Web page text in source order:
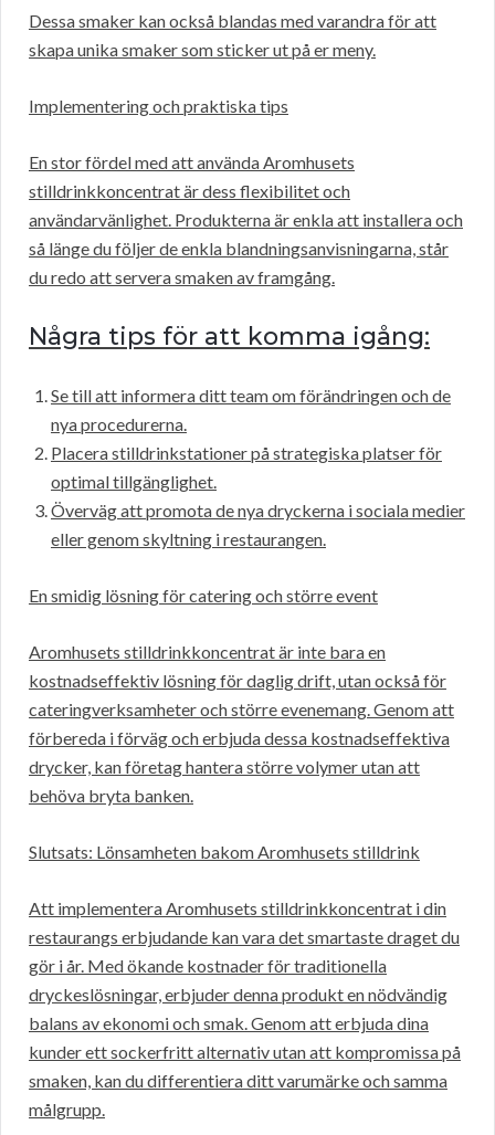
Dessa smaker kan också blandas med varandra för att
skapa unika smaker som sticker ut på er meny.
Implementering och praktiska tips
En stor fördel med att använda Aromhusets
stilldrinkkoncentrat är dess flexibilitet och
användarvänlighet. Produkterna är enkla att installera och
så länge du följer de enkla blandningsanvisningarna, står
du redo att servera smaken av framgång.
Några tips för att komma igång:
Se till att informera ditt team om förändringen och de
nya procedurerna.
Placera stilldrinkstationer på strategiska platser för
optimal tillgänglighet.
Överväg att promota de nya dryckerna i sociala medier
eller genom skyltning i restaurangen.
En smidig lösning för catering och större event
Aromhusets stilldrinkkoncentrat är inte bara en
kostnadseffektiv lösning för daglig drift, utan också för
cateringverksamheter och större evenemang. Genom att
förbereda i förväg och erbjuda dessa kostnadseffektiva
drycker, kan företag hantera större volymer utan att
behöva bryta banken.
Slutsats: Lönsamheten bakom Aromhusets stilldrink
Att implementera Aromhusets stilldrinkkoncentrat i din
restaurangs erbjudande kan vara det smartaste draget du
gör i år. Med ökande kostnader för traditionella
dryckeslösningar, erbjuder denna produkt en nödvändig
balans av ekonomi och smak. Genom att erbjuda dina
kunder ett sockerfritt alternativ utan att kompromissa på
smaken, kan du differentiera ditt varumärke och samma
målgrupp.